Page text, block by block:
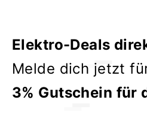
Elektro-Deals
Melde dich jetzt
3% Gutschein für